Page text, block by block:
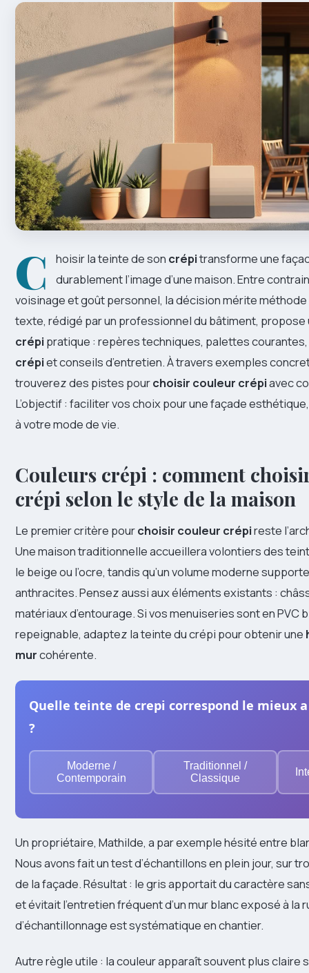
C hoisir la teinte de son crépitransforme une
durablement l’image d’une maison. Entre
voisinage et goût personnel, la décision mérite
texte, rédigé par un professionnel du bâtiment, propose
crépi pratique : repères techniques, palettes courantes,
crépiet conseils d’entretien. À travers exemples
trouverez des pistes pourchoisir couleur crépiavec
L’objectif : faciliter vos choix pour une façade
à votre mode de vie.
Couleurs crépi : comment
crépi selon le style de la maison
Le premier critère pourchoisir couleur crépireste
Une maison traditionnelle accueillera volontiers des
le beige ou l’ocre, tandis qu’un volume moderne
anthracites. Pensez aussi aux éléments existants :
matériaux d’entourage. Si vos menuiseries sont en PVC
repeignable, adaptez la teinte du crépi pour obtenir une
murcohérente.
Quelle teinte de crepi correspond le mieux
?
Moderne /
Contemporain
Traditionnel /
Classique
Un propriétaire, Mathilde, a par exemple hésité entre
Nous avons fait un test d’échantillons en plein jour, sur
de la façade. Résultat : le gris apportait du caractère
et évitait l’entretien fréquent d’un mur blanc exposé à la
d’échantillonnage est systématique en chantier.
Autre règle utile : la couleur apparaît souvent plus claire